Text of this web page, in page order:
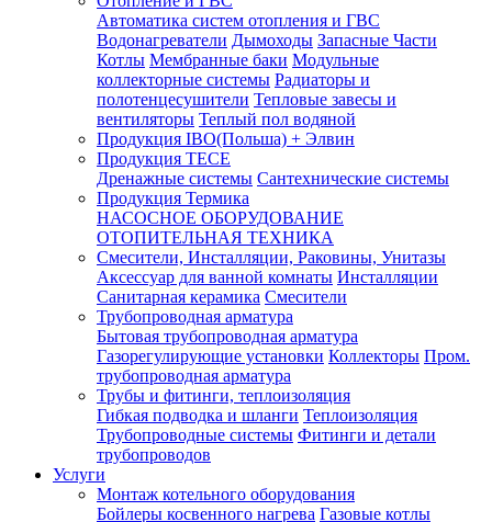
Автоматика систем отопления и ГВС
Водонагреватели Дымоходы Запасные Части
Котлы Мембранные баки Модульные
коллекторные системы Радиаторы и
полотенцесушители Тепловые завесы и
вентиляторы Теплый пол водяной
Продукция IBO(Польша) + Элвин
Продукция TECE
Дренажные системы Сантехнические системы
Продукция Термика
НАСОСНОЕ ОБОРУДОВАНИЕ
ОТОПИТЕЛЬНАЯ ТЕХНИКА
Смесители, Инсталляции, Раковины, Унитазы
Аксессуар для ванной комнаты Инсталляции
Санитарная керамика Смесители
Трубопроводная арматура
Бытовая трубопроводная арматура
Газорегулирующие установки Коллекторы Пром.
трубопроводная арматура
Трубы и фитинги, теплоизоляция
Гибкая подводка и шланги Теплоизоляция
Трубопроводные системы Фитинги и детали
трубопроводов
Услуги
Монтаж котельного оборудования
Бойлеры косвенного нагрева Газовые котлы